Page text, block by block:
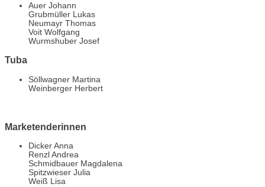
Auer Johann
Grubmüller Lukas
Neumayr Thomas
Voit Wolfgang
Wurmshuber Josef
Tuba
Söllwagner Martina
Weinberger Herbert
Marketenderinnen
Dicker Anna
Renzl Andrea
Schmidbauer Magdalena
Spitzwieser Julia
Weiß Lisa